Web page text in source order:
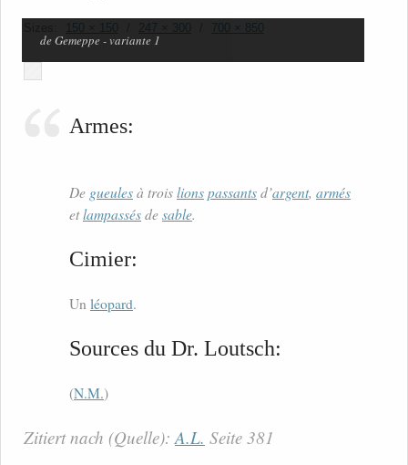
150 × 150 247 × 300 700 × 850
de Gemeppe - variante 1
Armes:
De gueulesà troislionspassantsd’argent, armés
etlampassésdesable.
Cimier:
Un léopard.
Sources du Dr. Loutsch:
(N.M.)
Zitiert nach (Quelle):A.L. Seite 381